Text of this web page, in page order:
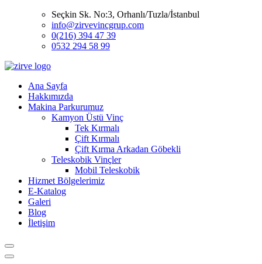
Seçkin Sk. No:3, Orhanlı/Tuzla/İstanbul
info@zirvevincgrup.com
0(216) 394 47 39
0532 294 58 99
Ana Sayfa
Hakkımızda
Makina Parkurumuz
Kamyon Üstü Vinç
Tek Kırmalı
Çift Kırmalı
Çift Kırma Arkadan Göbekli
Teleskobik Vinçler
Mobil Teleskobik
Hizmet Bölgelerimiz
E-Katalog
Galeri
Blog
İletişim